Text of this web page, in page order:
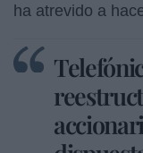
ha atrevido a